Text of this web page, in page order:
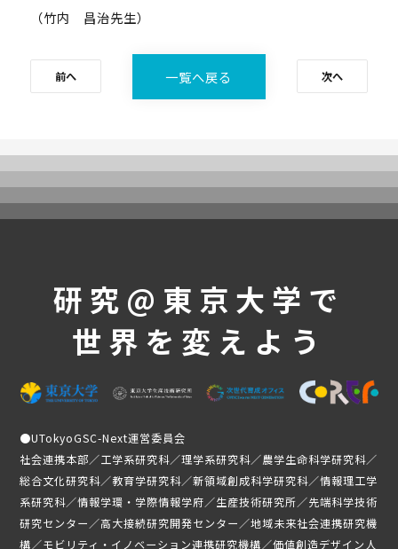
受講生の声
募集要項
（竹内 昌治先生）
前へ 一覧へ戻る 次へ
研究@東京大学で
世界を変えよう
●UTokyoGSC-Next運営委員会
社会連携本部／工学系研究科／理学系研究科／農学生命科学研究科／
総合文化研究科／教育学研究科／新領域創成科学研究科／情報理工学
系研究科／情報学環・学際情報学府／生産技術研究所／先端科学技術
研究センター／高大接続研究開発センター／地域未来社会連携研究機
構／モビリティ・イノベーション連携研究機構／価値創造デザイン人